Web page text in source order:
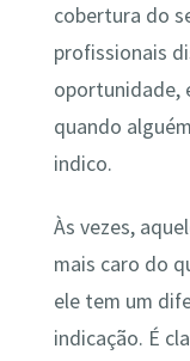
cobertura do
profissionais
oportunidade,
quando
indico.
Às vezes,
mais caro do
ele tem um
indicação. É